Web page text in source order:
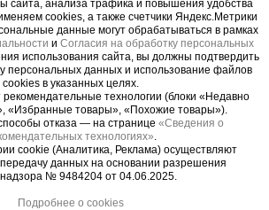
и не прогибается. Это ваша
ногами.
250 кг:
работать с инструментом,
на секции без малейшего
которая бросает вызов
покрытие Picante Boya:
стойкий барьер
сайта, анализа трафика и повышения удобства
cookies, а также счетчики Яндекс.Метрики
данные могут обрабатываться в рамках
и Согласия на обработку персональных
использования сайта, вы должны подтвердить
персональных данных и использование файлов
cookies в указанных целях.
технологии (блоки «Недавно
«Избранные товары», «Похожие товары»).
отказа — на странице «Сведения о
технологиях»
cookie (Аналитика, Реклама) осуществляют
данных на основании разрешения
№ 9484204 от 04.06.2025.
Подробнее о cookies